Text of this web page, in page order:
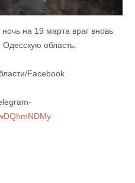
на 19 марта враг вновь
Одесскую область.
Facebook